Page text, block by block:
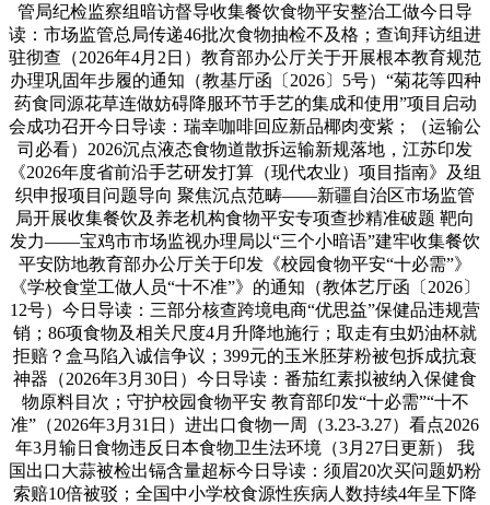
管局纪检监察组暗访督导收集餐饮食物平安整治工做今日导
读：市场监管总局传递46批次食物抽检不及格；查询拜访组进
驻彻查（2026年4月2日）教育部办公厅关于开展根本教育规范
办理巩固年步履的通知（教基厅函〔2026〕5号）“菊花等四种
药食同源花草连做妨碍降服环节手艺的集成和使用”项目启动
会成功召开今日导读：瑞幸咖啡回应新品椰肉变紫；（运输公
司必看）2026沉点液态食物道散拆运输新规落地，江苏印发
《2026年度省前沿手艺研发打算（现代农业）项目指南》及组
织申报项目问题导向 聚焦沉点范畴——新疆自治区市场监管
局开展收集餐饮及养老机构食物平安专项查抄精准破题 靶向
发力——宝鸡市市场监视办理局以“三个小暗语”建牢收集餐饮
平安防地教育部办公厅关于印发《校园食物平安“十必需”》
《学校食堂工做人员“十不准”》的通知（教体艺厅函〔2026〕
12号）今日导读：三部分核查跨境电商“优思益”保健品违规营
销；86项食物及相关尺度4月升降地施行；取走有虫奶油杯就
拒赔？盒马陷入诚信争议；399元的玉米胚芽粉被包拆成抗衰
神器（2026年3月30日）今日导读：番茄红素拟被纳入保健食
物原料目次；守护校园食物平安 教育部印发“十必需”“十不
准”（2026年3月31日）进出口食物一周（3.23-3.27）看点2026
年3月输日食物违反日本食物卫生法环境（3月27日更新） 我
国出口大蒜被检出镉含量超标今日导读：须眉20次买问题奶粉
索赔10倍被驳；全国中小学校食源性疾病人数持续4年呈下降